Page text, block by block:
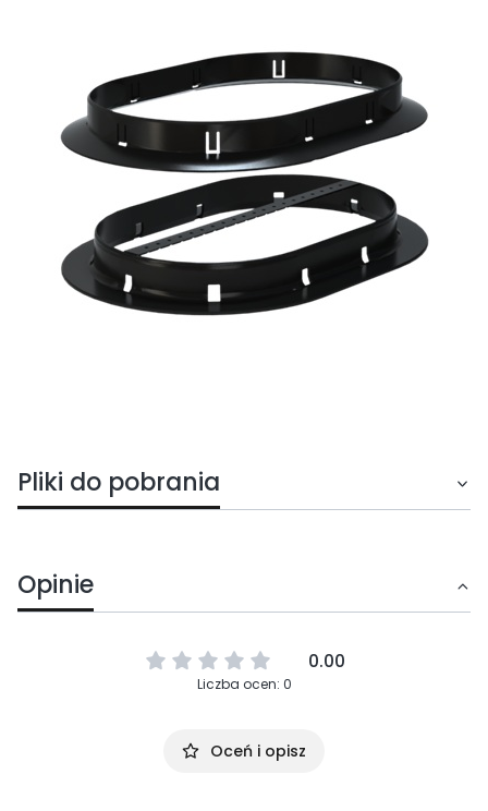
Pliki do pobrania
Opinie
0.00
Liczba ocen: 0
Oceń i opisz